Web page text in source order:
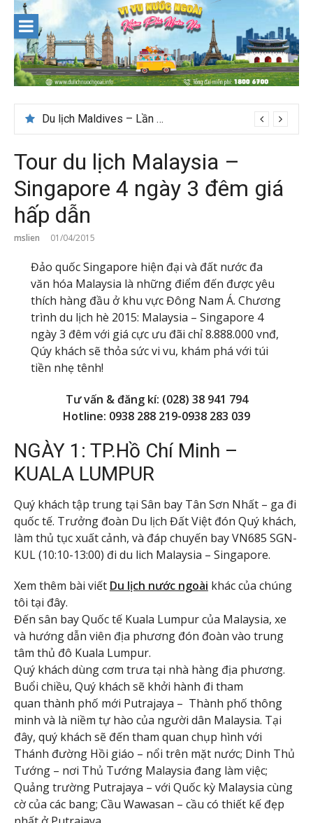
content
Du lịch Maldives – Lần đầu nên đi đâu, chơi gì?
Tour du lịch Malaysia –
Singapore 4 ngày 3 đêm giá
hấp dẫn
mslien 01/04/2015
Đảo quốc Singapore hiện đại và đất nước đa
văn hóa Malaysia là những điểm đến được yêu
thích hàng đầu ở khu vực Đông Nam Á. Chương
trình du lịch hè 2015: Malaysia – Singapore 4
ngày 3 đêm với giá cực ưu đãi chỉ 8.888.000 vnđ,
Qúy khách sẽ thỏa sức vi vu, khám phá với túi
tiền nhẹ tênh!
Tư vấn & đăng kí: (028) 38 941 794
Hotline: 0938 288 219-0938 283 039
NGÀY 1: TP.Hồ Chí Minh –
KUALA LUMPUR
Quý khách tập trung tại Sân bay Tân Sơn Nhất – ga đi
quốc tế. Trưởng đoàn Du lịch Đất Việt đón Quý khách,
làm thủ tục xuất cảnh, và đáp chuyến bay VN685 SGN-
KUL (10:10-13:00) đi du lich Malaysia – Singapore.
Xem thêm bài viết Du lịch nước ngoài khác của chúng
tôi tại đây.
Đến sân bay Quốc tế Kuala Lumpur của Malaysia, xe
và hướng dẫn viên địa phương đón đoàn vào trung
tâm thủ đô Kuala Lumpur.
Quý khách dùng cơm trưa tại nhà hàng địa phương.
Buổi chiều, Quý khách sẽ khởi hành đi tham
quan thành phố mới Putrajaya – Thành phố thông
minh và là niềm tự hào của người dân Malaysia. Tại
đây, quý khách sẽ đến tham quan chụp hình với
Thánh đường Hồi giáo – nổi trên mặt nước; Dinh Thủ
Tướng – nơi Thủ Tướng Malaysia đang làm việc;
Quảng trường Putrajaya – với Quốc kỳ Malaysia cùng
cờ của các bang; Cầu Wawasan – cầu có thiết kế đẹp